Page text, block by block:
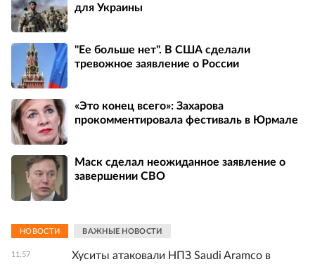
для Украины
"Ее больше нет". В США сделали
тревожное заявление о России
«Это конец всего»: Захарова
прокомментировала фестиваль в Юрмале
Маск сделал неожиданное заявление о
завершении СВО
НОВОСТИ ВАЖНЫЕ НОВОСТИ
11:57
Хуситы атаковали НПЗ Saudi Aramco в